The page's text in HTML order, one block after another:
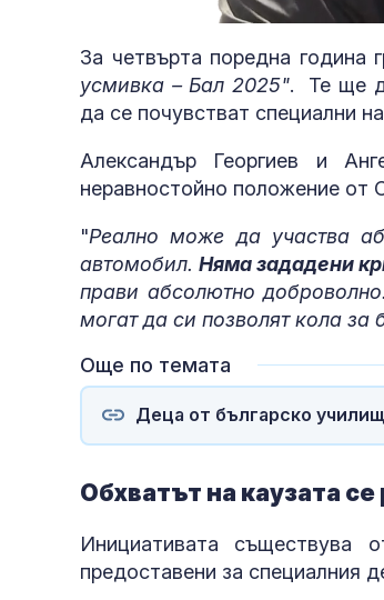
Loaded
36.44%
За четвърта поредна година
усмивка – Бал 2025". Те ще
да се почувстват специални
Александър Георгиев и
неравностойно положение от
"Реално може да участва
автомобил. Няма зададени
прави абсолютно
могат да си позволят кола за
Още по темата
Деца от българско
Обхватът на каузата се
Инициативата съществува
предоставени за специалния